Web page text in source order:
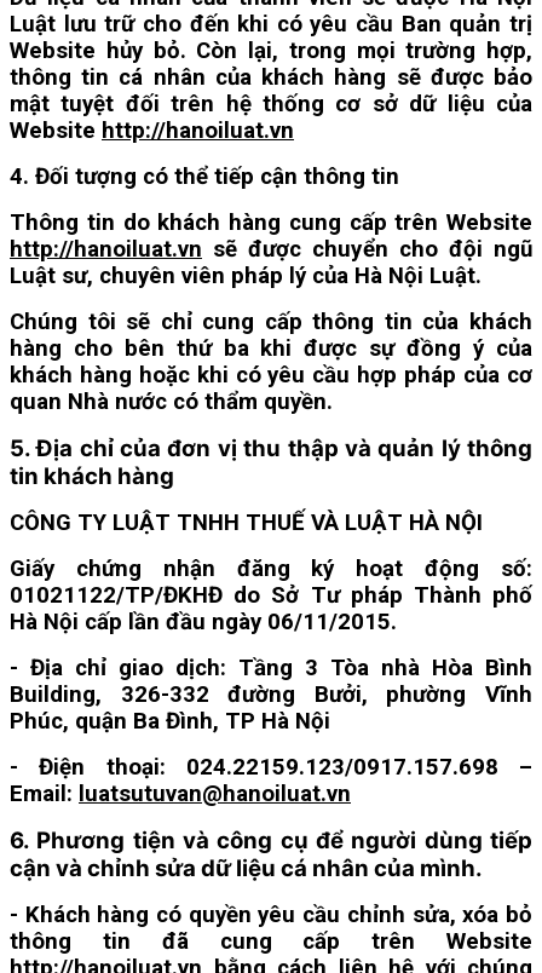
Luật lưu trữ cho đến khi có yêu cầu Ban quản trị
Website hủy bỏ. Còn lại, trong mọi trường hợp,
thông tin cá nhân của khách hàng sẽ được bảo
mật tuyệt đối trên hệ thống cơ sở dữ liệu của
Website http://hanoiluat.vn
4. Đối tượng có thể tiếp cận thông tin
Thông tin do khách hàng cung cấp trên Website
http://hanoiluat.vn sẽ được chuyển cho đội ngũ
Luật sư, chuyên viên pháp lý của Hà Nội Luật.
Chúng tôi sẽ chỉ cung cấp thông tin của khách
hàng cho bên thứ ba khi được sự đồng ý của
khách hàng hoặc khi có yêu cầu hợp pháp của cơ
quan Nhà nước có thẩm quyền.
5. Địa chỉ của đơn vị thu thập và quản lý thông
tin khách hàng
CÔNG TY LUẬT TNHH THUẾ VÀ LUẬT HÀ NỘI
Giấy chứng nhận đăng ký hoạt động số:
01021122/TP/ĐKHĐ do Sở Tư pháp Thành phố
Hà Nội cấp lần đầu ngày 06/11/2015.
- Địa chỉ giao dịch: Tầng 3 Tòa nhà Hòa Bình
Building, 326-332 đường Bưởi, phường Vĩnh
Phúc, quận Ba Đình, TP Hà Nội
- Điện thoại: 024.22159.123/0917.157.698 –
Email: luatsutuvan@hanoiluat.vn
6. Phương tiện và công cụ để người dùng tiếp
cận và chỉnh sửa dữ liệu cá nhân của mình.
- Khách hàng có quyền yêu cầu chỉnh sửa, xóa bỏ
thông tin đã cung cấp trên Website